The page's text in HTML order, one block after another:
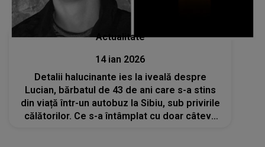
Actualitate
14 ian 2026
Detalii halucinante ies la iveală despre
Lucian, bărbatul de 43 de ani care s-a stins
din viață într-un autobuz la Sibiu, sub privirile
călătorilor. Ce s-a întâmplat cu doar câteva